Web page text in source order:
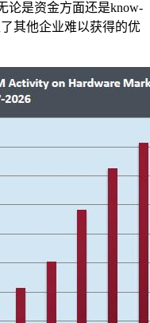
论是资金方面还是know-
其他企业难以获得的优